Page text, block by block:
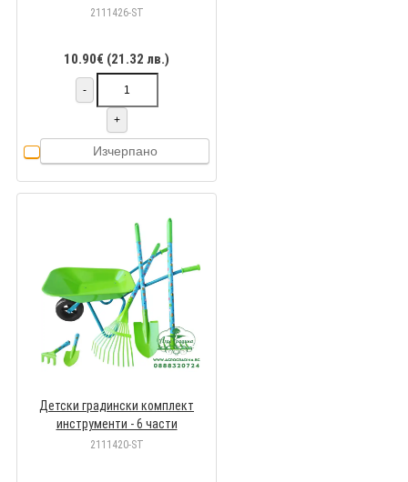
2111426-ST
10.90€ (21.32 лв.)
-
+
Изчерпано
Детски градински комплект
инструменти - 6 части
2111420-ST